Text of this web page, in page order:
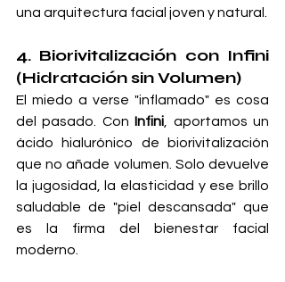
una arquitectura facial joven y natural.
4. Biorivitalización con Infini
(Hidratación sin Volumen)
El miedo a verse "inflamado" es cosa
del pasado. Con Infini, aportamos un
ácido hialurónico de biorivitalización
que no añade volumen. Solo devuelve
la jugosidad, la elasticidad y ese brillo
saludable de "piel descansada" que
es la firma del bienestar facial
moderno.